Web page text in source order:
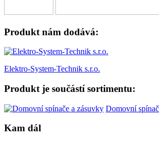
Produkt nám dodává:
Elektro-System-Technik s.r.o.
Produkt je součástí sortimentu:
Domovní
Kam dál